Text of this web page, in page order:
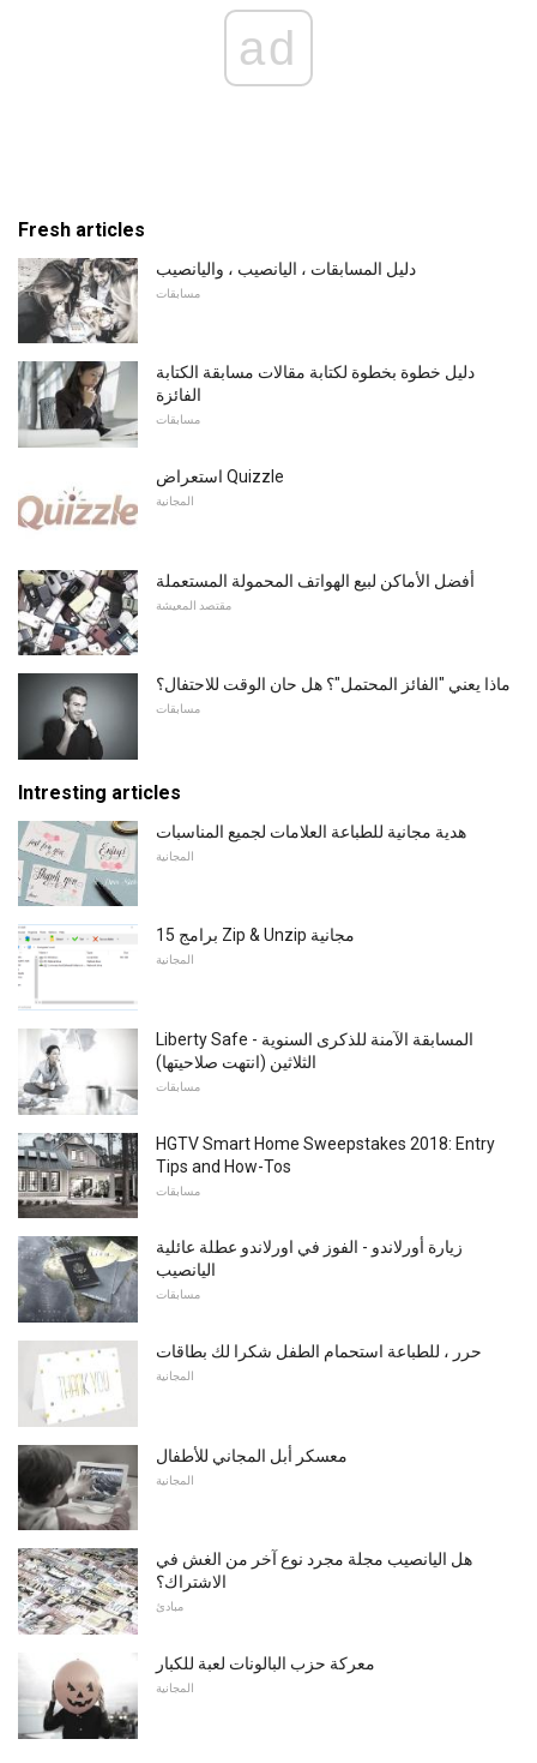
ad
Fresh articles
دليل المسابقات ، اليانصيب ، واليانصيب
مسابقات
دليل خطوة بخطوة لكتابة مقالات مسابقة الكتابة
الفائزة
مسابقات
استعراض Quizzle
المجانية
أفضل الأماكن لبيع الهواتف المحمولة المستعملة
مقتصد المعيشة
ماذا يعني "الفائز المحتمل"؟ هل حان الوقت للاحتفال؟
مسابقات
Intresting articles
هدية مجانية للطباعة العلامات لجميع المناسبات
المجانية
15 برامج Zip & Unzip مجانية
المجانية
Liberty Safe - المسابقة الآمنة للذكرى السنوية
الثلاثين (انتهت صلاحيتها)
مسابقات
HGTV Smart Home Sweepstakes 2018: Entry
Tips and How-Tos
مسابقات
زيارة أورلاندو - الفوز في اورلاندو عطلة عائلية
اليانصيب
مسابقات
حرر ، للطباعة استحمام الطفل شكرا لك بطاقات
المجانية
معسكر أبل المجاني للأطفال
المجانية
هل اليانصيب مجلة مجرد نوع آخر من الغش في
الاشتراك؟
مبادئ
معركة حزب البالونات لعبة للكبار
المجانية